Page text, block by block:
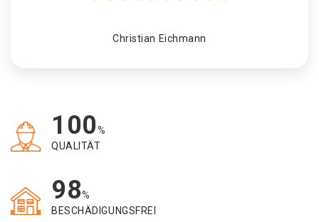
Christian Eichmann
100%
QUALITÄT
98%
BESCHÄDIGUNGSFREI